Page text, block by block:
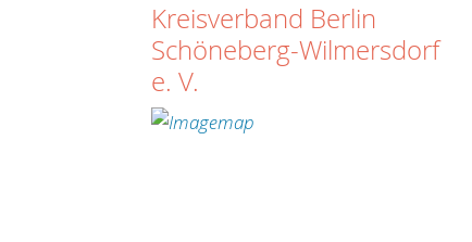
Kreisverband Berlin
Schöneberg-Wilmersdorf
e. V.